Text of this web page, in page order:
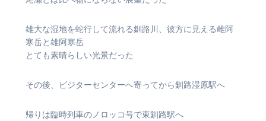
雄大な湿地を蛇行して流れる釧路川、彼方に見える雌阿
寒岳と雄阿寒岳
とても素晴らしい光景だった
その後、ビジターセンターへ寄ってから釧路湿原駅へ
帰りは臨時列車のノロッコ号で東釧路駅へ